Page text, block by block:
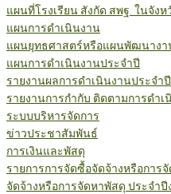
แผนที่โรงเรียน สังกัด สพฐ. ในจัง
แผนการดำเนินงาน
แผนยุทธศาสตร์หรือแผนพัฒนางา
แผนการดำเนินงานประจำปี
รายงานผลการดำเนินงานประจำ
รายงานการกำกับ ติดตามการดำเ
ระบบบริหารจัดการ
ข่าวประชาสัมพันธ์
การเงินและพัสดุ
รายการการจัดซื้อจัดจ้างหรือกา
จัดจ้างหรือการจัดหาพัสดุ ประจำ